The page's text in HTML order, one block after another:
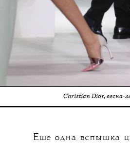
Christian Dior, весна-
Еще одна вспышка